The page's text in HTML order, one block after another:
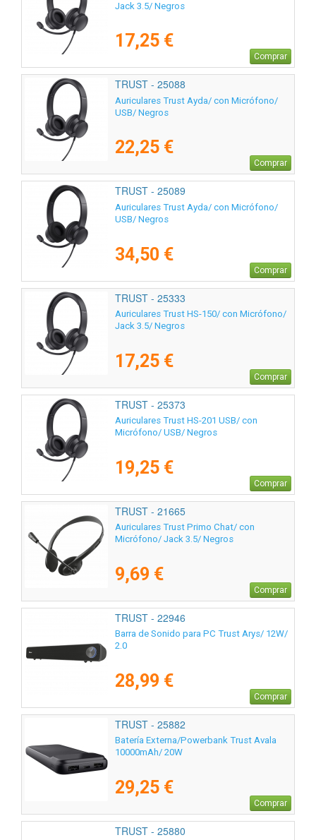
Jack 3.5/ Negros
17,25 €
Comprar
TRUST - 25088
Auriculares Trust Ayda/ con Micrófono/
USB/ Negros
22,25 €
Comprar
TRUST - 25089
Auriculares Trust Ayda/ con Micrófono/
USB/ Negros
34,50 €
Comprar
TRUST - 25333
Auriculares Trust HS-150/ con Micrófono/
Jack 3.5/ Negros
17,25 €
Comprar
TRUST - 25373
Auriculares Trust HS-201 USB/ con
Micrófono/ USB/ Negros
19,25 €
Comprar
TRUST - 21665
Auriculares Trust Primo Chat/ con
Micrófono/ Jack 3.5/ Negros
9,69 €
Comprar
TRUST - 22946
Barra de Sonido para PC Trust Arys/ 12W/
2.0
28,99 €
Comprar
TRUST - 25882
Batería Externa/Powerbank Trust Avala
10000mAh/ 20W
29,25 €
Comprar
TRUST - 25880